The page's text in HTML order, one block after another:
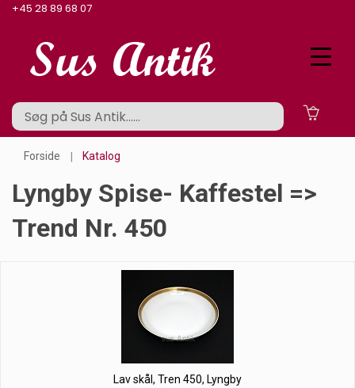
+45 28 89 68 07
Forside Katalog
Lyngby Spise- Kaffestel =>
Trend Nr. 450
Lav skål, Tren 450, Lyngby